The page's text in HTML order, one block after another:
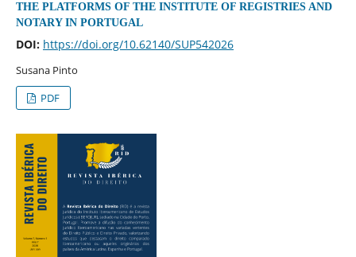
THE PLATFORMS OF THE INSTITUTE OF REGISTRIES AND
NOTARY IN PORTUGAL
DOI: https://doi.org/10.62140/SUP542026
Susana Pinto
PDF